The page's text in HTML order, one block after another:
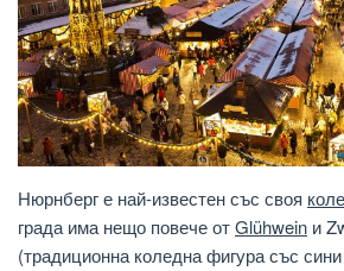
Нюрнберг е най-известен със своя
града има нещо повече отGlühwein и
(традиционна коледна фигура със